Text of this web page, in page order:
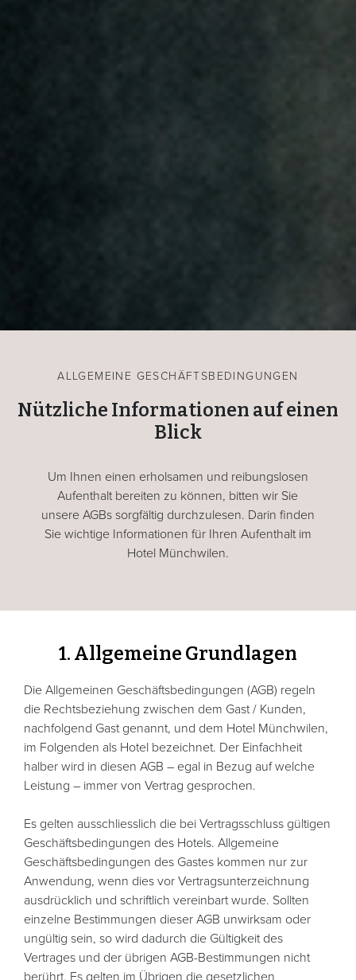
ALLGEMEINE GESCHÄFTSBEDINGUNGEN
Nützliche Informationen auf einen
Blick
Um Ihnen einen erholsamen und reibungslosen
Aufenthalt bereiten zu können, bitten wir Sie
unsere AGBs sorgfältig durchzulesen. Darin finden
Sie wichtige Informationen für Ihren Aufenthalt im
Hotel Münchwilen.
1. Allgemeine Grundlagen
Die Allgemeinen Geschäftsbedingungen (AGB) regeln
die Rechtsbeziehung zwischen dem Gast / Kunden,
nachfolgend Gast genannt, und dem Hotel Münchwilen,
im Folgenden als Hotel bezeichnet. Der Einfachheit
halber wird in diesen AGB – egal in Bezug auf welche
Leistung – immer von Vertrag gesprochen.
Es gelten ausschliesslich die bei Vertragsschluss gültigen
Geschäftsbedingungen des Hotels. Allgemeine
Geschäftsbedingungen des Gastes kommen nur zur
Anwendung, wenn dies vor Vertragsunterzeichnung
ausdrücklich und schriftlich vereinbart wurde. Sollten
einzelne Bestimmungen dieser AGB unwirksam oder
ungültig sein, so wird dadurch die Gültigkeit des
Vertrages und der übrigen AGB-Bestimmungen nicht
berührt. Es gelten im Übrigen die gesetzlichen